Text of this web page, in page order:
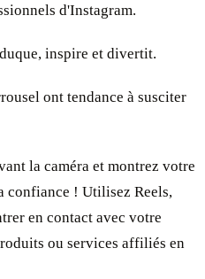
d'Instagram.
inspire et divertit.
ont tendance à susciter
la caméra et montrez votre
confiance ! Utilisez Reels,
en contact avec votre
ou services affiliés en